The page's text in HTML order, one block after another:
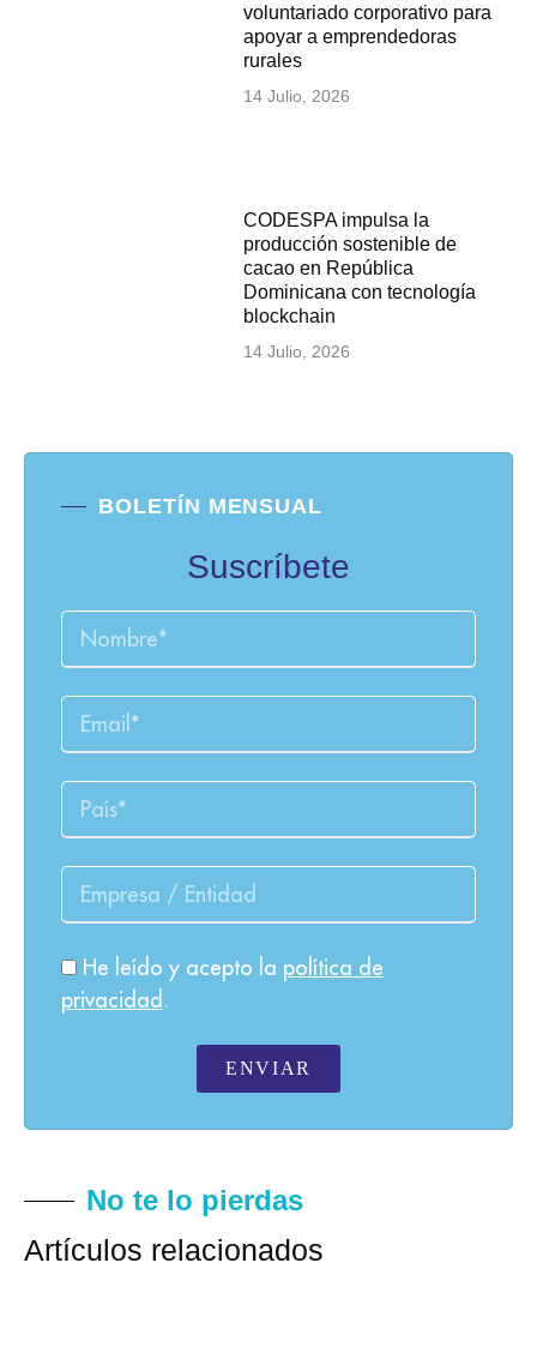
voluntariado corporativo para
apoyar a emprendedoras
rurales
14 Julio, 2026
CODESPA impulsa la
producción sostenible de
cacao en República
Dominicana con tecnología
blockchain
14 Julio, 2026
BOLETÍN MENSUAL
Suscríbete
He leído y acepto la política de
privacidad .
ENVIAR
No te lo pierdas
Artículos relacionados